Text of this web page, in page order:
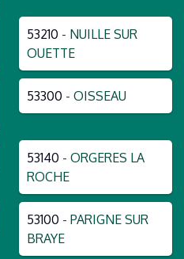
53210 - NUILLE SUR
OUETTE
53300 - OISSEAU
53140 - ORGERES LA
ROCHE
53100 - PARIGNE SUR
BRAYE